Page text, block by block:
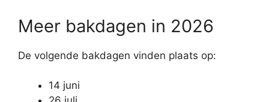
Meer bakdagen in 2026
De volgende bakdagen vinden plaats op:
14 juni